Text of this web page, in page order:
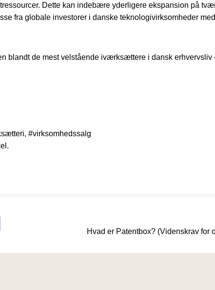
Dette kan indebære yderligere ekspansion på
fra globale investorer i danske teknologivirksomheder
blandt de mest velstående iværksættere i dansk erhvervsliv
#virksomhedssalg
Hvad er Patentbox? (Videnskrav for